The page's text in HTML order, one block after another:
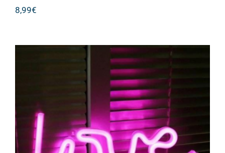
8,99€
NEON LIGHT LOVE ΜΕ ΜΠΑΤΑΡΙΕΣ
ΚΑΙ USB